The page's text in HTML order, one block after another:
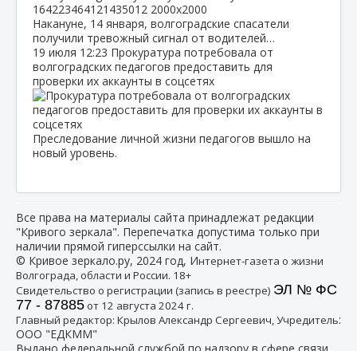
Накануне, 14 января, волгоградские спасатели
получили тревожный сигнал от водителей…
19 июля 12:23 Прокуратура потребовала от
волгоградских педагогов предоставить для
проверки их аккаунты в соцсетях
Преследование личной жизни педагогов вышло на
новый уровень.
Все права на материалы сайта принадлежат редакции
"Кривого зеркала". Перепечатка допустима только при
наличии прямой гиперссылки на сайт.
© Кривое зеркало.ру, 2024 год, Интернет-газета о жизни
Волгограда, области и России. 18+
Свидетельство о регистрации (запись в реестре) ЭЛ № ФС
77 - 87885от 12 августа 2024 г.
Главный редактор: Крылов Александр Сергеевич, Учредитель:
ООО "ЕДКММ"